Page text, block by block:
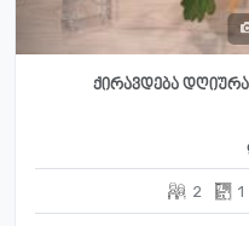
ქირავდება
2 1